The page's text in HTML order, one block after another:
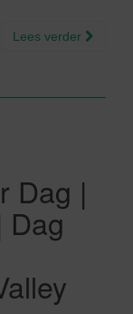
Lees verder
Dag |
Dag